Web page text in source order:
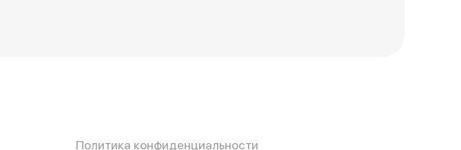
Политика конфиденциальности